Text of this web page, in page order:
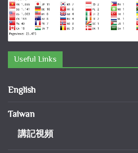
Useful Links
English
Taiwan
講記視頻